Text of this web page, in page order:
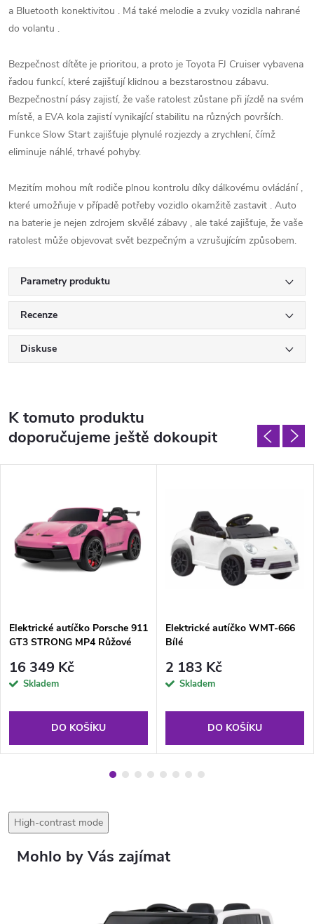
a Bluetooth konektivitou . Má také melodie a zvuky vozidla nahrané
do volantu .
Bezpečnost dítěte je prioritou, a proto je Toyota FJ Cruiser vybavena
řadou funkcí, které zajišťují klidnou a bezstarostnou zábavu.
Bezpečnostní pásy zajistí, že vaše ratolest zůstane při jízdě na svém
místě, a EVA kola zajistí vynikající stabilitu na různých površích.
Funkce Slow Start zajišťuje plynulé rozjezdy a zrychlení, čímž
eliminuje náhlé, trhavé pohyby.
Mezitím mohou mít rodiče plnou kontrolu díky dálkovému ovládání ,
které umožňuje v případě potřeby vozidlo okamžitě zastavit . Auto
na baterie je nejen zdrojem skvělé zábavy , ale také zajišťuje, že vaše
ratolest může objevovat svět bezpečným a vzrušujícím způsobem.
Parametry produktu
Recenze
Diskuse
K tomuto produktu
doporučujeme ještě dokoupit
Elektrické autíčko Porsche 911
GT3 STRONG MP4 Růžové
16 349 Kč
Skladem
DO KOŠÍKU
Elektrické autíčko WMT-666
Bílé
2 183 Kč
Skladem
DO KOŠÍKU
High-contrast mode